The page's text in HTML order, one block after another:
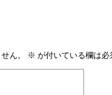
ん。 ※ が付いている欄は必